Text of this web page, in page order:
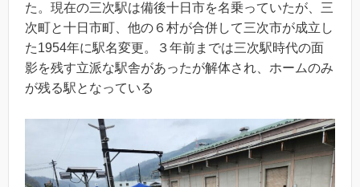
た。現在の三次駅は備後十日市を名乗っていたが、三
次町と十日市町、他の６村が合併して三次市が成立し
た1954年に駅名変更。３年前までは三次駅時代の面
影を残す立派な駅舎があったが解体され、ホームのみ
が残る駅となっている